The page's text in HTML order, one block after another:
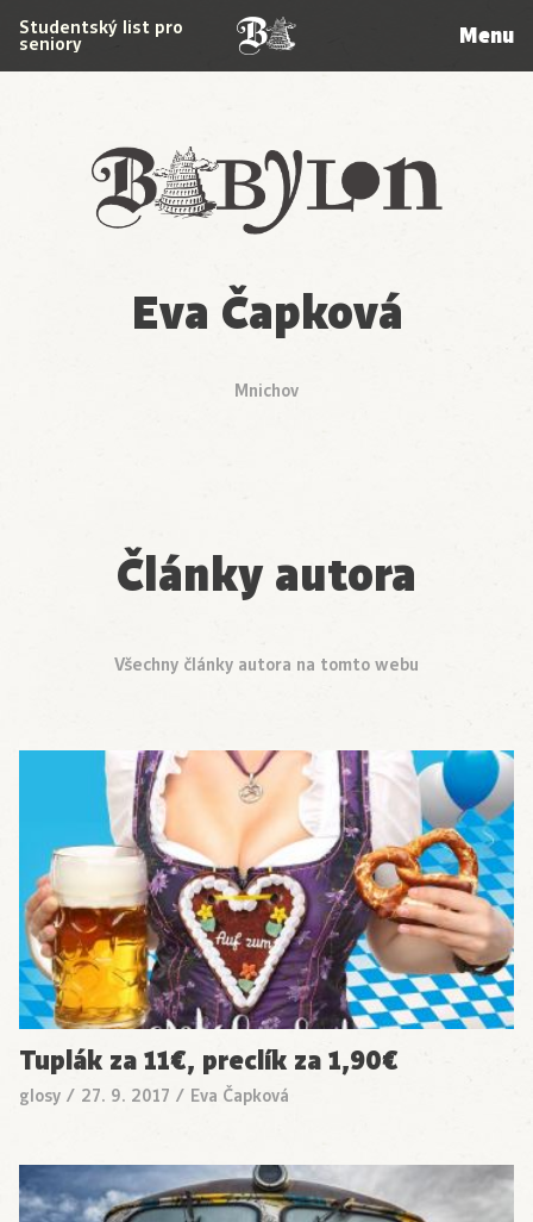
Babylon
Studentský list pro
seniory Menu
Eva Čapková
Mnichov
Články autora
Všechny články autora na tomto webu
Tuplák za 11€, preclík za 1,90€
glosy / 27. 9. 2017 / Eva Čapková